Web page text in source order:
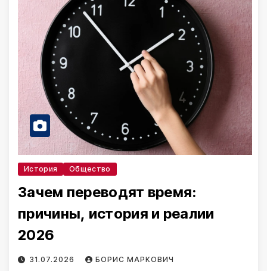
История Общество
Зачем переводят время:
причины, история и реалии
2026
31.07.2026 БОРИС МАРКОВИЧ